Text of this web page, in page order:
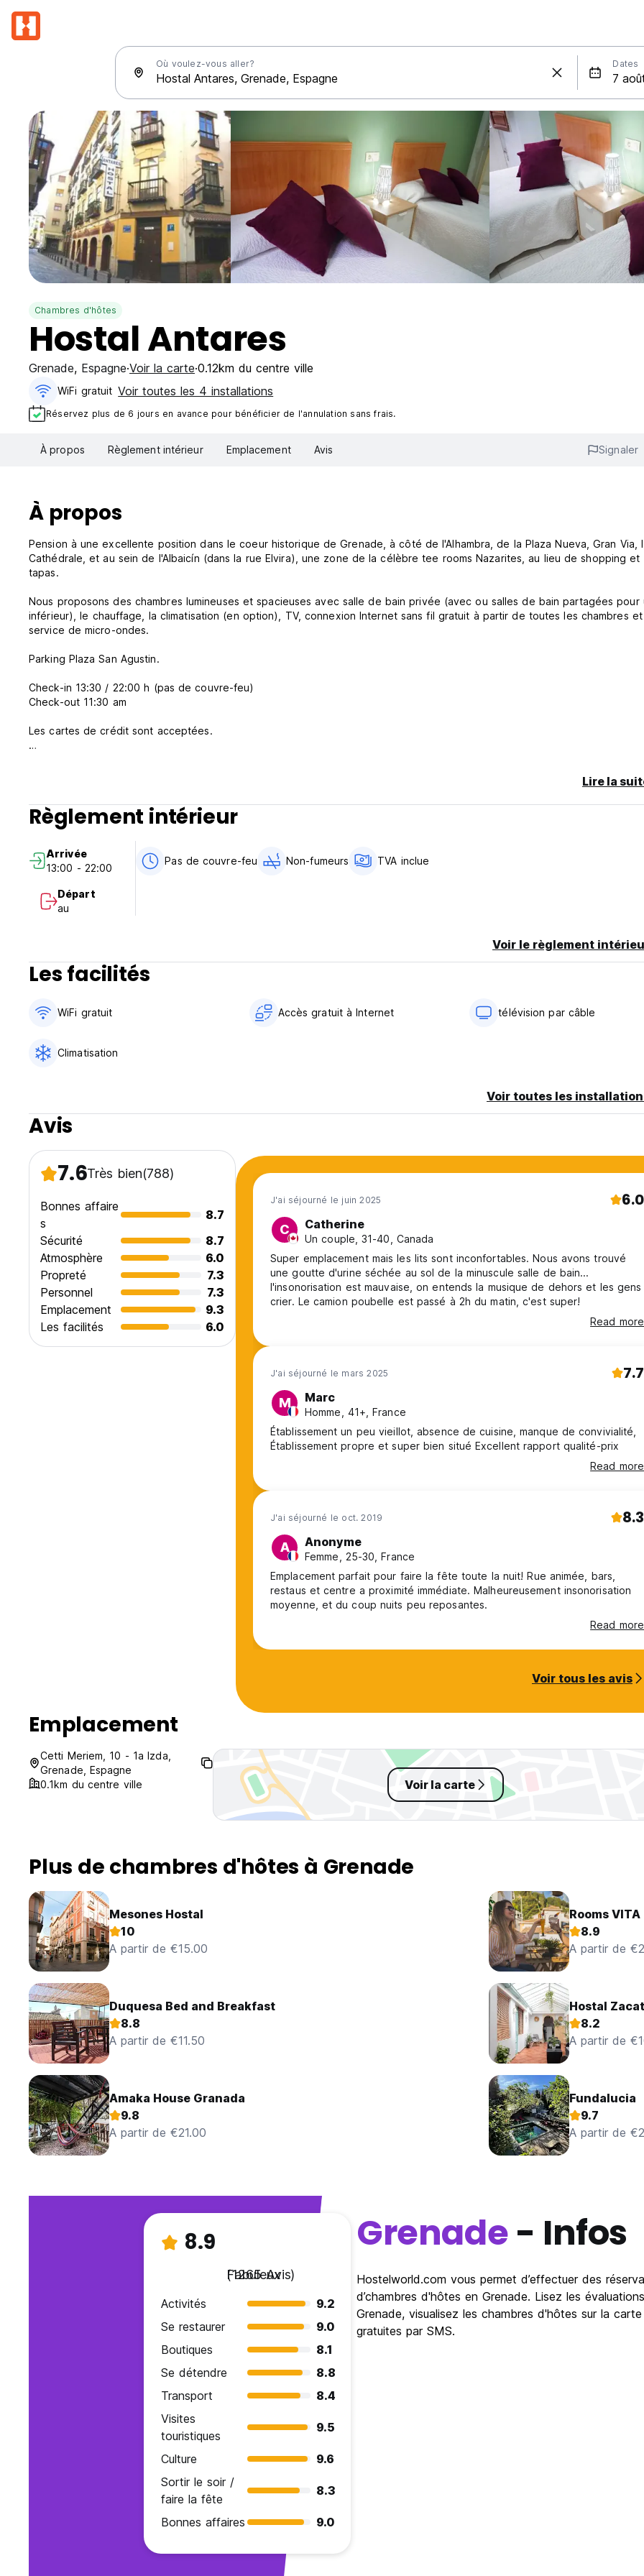
Où voulez-vous aller? Dates
Chambres d'hôtes
Hostal Antares
Grenade, Espagne Voir la carte 0.12km du centre ville
WiFi gratuit Voir toutes les 4 installations
Réservez plus de 6 jours en avance pour bénéficier de l'annulation sans frais.
À propos Règlement intérieur Emplacement Avis Signaler
À propos
Pension à une excellente position dans le coeur historique de Grenade, à côté de l'Alhambra, de la Plaza Nueva, Gran Via,
Cathédrale, et au sein de l'Albaicín (dans la rue Elvira), une zone de la célèbre tee rooms Nazarites, au lieu de shopping et
tapas.
Nous proposons des chambres lumineuses et spacieuses avec salle de bain privée (avec ou salles de bain partagées pour
inférieur), le chauffage, la climatisation (en option), TV, connexion Internet sans fil gratuit à partir de toutes les chambres
service de micro-ondes.
Parking Plaza San Agustin.
Check-in 13:30 / 22:00 h (pas de couvre-feu)
Check-out 11:30 am
Les cartes de crédit sont acceptées.
Lire la
Règlement intérieur
Arrivée
13:00 - 22:00
Départ
au
Pas de couvre-feu Non-fumeurs TVA inclue
Voir le règlement
Les facilités
WiFi gratuit Accès gratuit à Internet télévision par câble
Climatisation
Voir toutes les
Avis
7.6Très bien(788)
Bonnes affaire
s
8.7
Sécurité
8.7
Atmosphère
6.0
Propreté
7.3
Personnel
7.3
Emplacement
9.3
Les facilités
6.0
J'ai séjourné le juin 2025 6.0
C Catherine
Un couple, 31-40, Canada
Super emplacement mais les lits sont inconfortables. Nous avons trouvé
une goutte d'urine séchée au sol de la minuscule salle de bain...
l'insonorisation est mauvaise, on entends la musique de dehors et les gens
crier. Le camion poubelle est passé à 2h du matin, c'est super!
Read more
J'ai séjourné le mars 2025 7.7
M Marc
Homme, 41+, France
Établissement un peu vieillot, absence de cuisine, manque de convivialité,
Établissement propre et super bien situé Excellent rapport qualité-prix
Read more
J'ai séjourné le oct. 2019 8.3
A Anonyme
Femme, 25-30, France
Emplacement parfait pour faire la fête toute la nuit! Rue animée, bars,
restaus et centre a proximité immédiate. Malheureusement insonorisation
moyenne, et du coup nuits peu reposantes.
Read more
Voir tous les avis
Emplacement
Cetti Meriem, 10 - 1a Izda,
Grenade, Espagne
0.1km du centre ville
Voir la carte
Plus de chambres d'hôtes à Grenade
Mesones Hostal
10
A partir de €15.00
Rooms VITA
8.9
A partir de
Duquesa Bed and Breakfast
8.8
A partir de €11.50
Hostal
8.2
A partir de
Amaka House Granada
9.8
A partir de €21.00
Fundalucia
9.7
A partir de
8.9
Fabuleux
(1265 Avis)
Activités
9.2
Se restaurer
9.0
Boutiques
8.1
Se détendre
8.8
Transport
8.4
Visites
touristiques
9.5
Culture
9.6
Sortir le soir /
faire la fête
8.3
Bonnes affaires 9.0
Grenade- Infos
Hostelworld.com vous permet d’effectuer des
d’chambres d'hôtes en Grenade. Lisez les
Grenade, visualisez les chambres d'hôtes sur la
gratuites par SMS.